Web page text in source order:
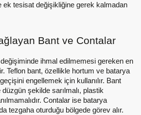
ek tesisat değişikliğine gerek kalmadan
Bant ve Contalar
değişiminde ihmal edilmemesi gereken en
Teflon bant, özellikle hortum ve batarya
engellemek için kullanılır. Bant
şekilde sarılmalı, plastik
Contalar ise batarya
tezgaha oturduğu bölgede görev alır.